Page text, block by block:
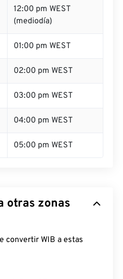
12:00 pm WEST
(mediodía)
01:00 pm WEST
02:00 pm WEST
03:00 pm WEST
04:00 pm WEST
05:00 pm WEST
otras zonas
convertir WIB a estas